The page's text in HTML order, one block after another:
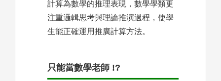
計算為數學的推理表現，數學學類更
注重邏輯思考與理論推演過程，使學
生能正確運用推廣計算方法。
只能當數學老師 !?